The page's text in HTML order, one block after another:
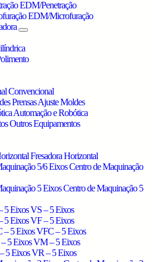
EDM/Penetração
EDM/Microfuração
Convencional
Prensas Ajuste Moldes
Automação e Robótica
Outros Equipamentos
Fresadora Horizontal
5/6 EixosCentro de Maquinação
5 EixosCentro de Maquinação 5
5 EixosVS – 5 Eixos
5 EixosVF – 5 Eixos
– 5 EixosVFC – 5 Eixos
5 EixosVM – 5 Eixos
5 EixosVR – 5 Eixos